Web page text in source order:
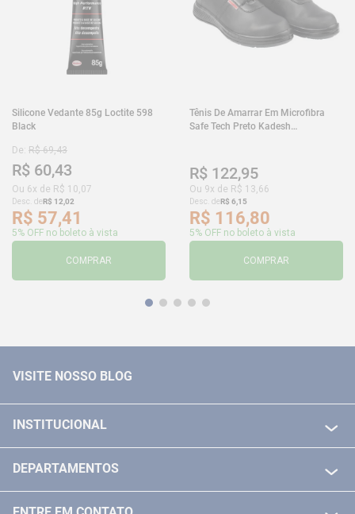
Silicone Vedante 85g Loctite 598
Black
De: R$ 69,43
R$ 60,43
Ou 6x de R$ 10,07
Desc. deR$ 12,02
R$ 57,41
5% OFF no boleto à vista
COMPRAR
Tênis De Amarrar Em Microfibra
Safe Tech Preto Kadesh
R$ 122,95
Ou 9x de R$ 13,66
Desc. deR$ 6,15
R$ 116,80
5% OFF no boleto à vista
COMPRAR
VISITE NOSSO BLOG
INSTITUCIONAL
POLITICA DE TROCA E DEVOLUÇÃO
DEPARTAMENTOS